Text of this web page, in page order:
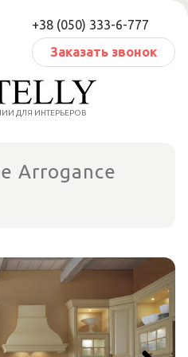
+38 (050) 333-6-777
Заказать звонок
ДЛЯ ИНТЕРЬЕРОВ
Arrogance